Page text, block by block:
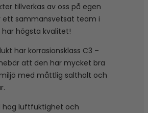
tillverkas av oss på egen
ett sammansvetsat team i
högsta kvalitet!
har korrasionsklass C3 –
att den har mycket bra
med måttlig salthalt och
hög luftfuktighet och